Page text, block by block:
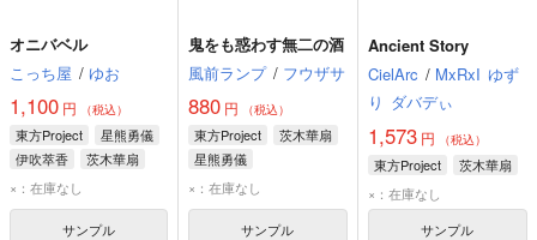
オニバベル
こっち屋 / ゆお
1,100 円 （税込）
東方Project
星熊勇儀
伊吹萃香
茨木華扇
×：在庫なし
サンプル
鬼をも惑わす無二の酒
風前ランプ / フウザサ
880 円 （税込）
東方Project
茨木華扇
星熊勇儀
×：在庫なし
サンプル
Ancient Story
CielArc / MxRxI ゆず
り ダバデぃ
1,573円 （税込）
東方Project
茨木華扇
×：在庫なし
サンプル